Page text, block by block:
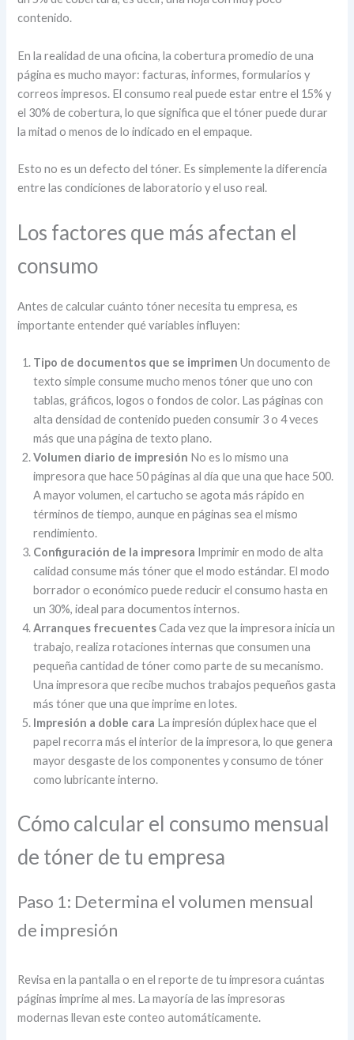
contenido.
En la realidad de una oficina, la cobertura promedio de una
página es mucho mayor: facturas, informes, formularios y
correos impresos. El consumo real puede estar entre el 15% y
el 30% de cobertura, lo que significa que el tóner puede durar
la mitad o menos de lo indicado en el empaque.
Esto no es un defecto del tóner. Es simplemente la diferencia
entre las condiciones de laboratorio y el uso real.
Los factores que más afectan el
consumo
Antes de calcular cuánto tóner necesita tu empresa, es
importante entender qué variables influyen:
Tipo de documentos que se imprimen Un documento de
texto simple consume mucho menos tóner que uno con
tablas, gráficos, logos o fondos de color. Las páginas con
alta densidad de contenido pueden consumir 3 o 4 veces
más que una página de texto plano.
Volumen diario de impresión No es lo mismo una
impresora que hace 50 páginas al día que una que hace 500.
A mayor volumen, el cartucho se agota más rápido en
términos de tiempo, aunque en páginas sea el mismo
rendimiento.
Configuración de la impresora Imprimir en modo de alta
calidad consume más tóner que el modo estándar. El modo
borrador o económico puede reducir el consumo hasta en
un 30%, ideal para documentos internos.
Arranques frecuentesCada vez que la impresora inicia un
trabajo, realiza rotaciones internas que consumen una
pequeña cantidad de tóner como parte de su mecanismo.
Una impresora que recibe muchos trabajos pequeños gasta
más tóner que una que imprime en lotes.
Impresión a doble cara La impresión dúplex hace que el
papel recorra más el interior de la impresora, lo que genera
mayor desgaste de los componentes y consumo de tóner
como lubricante interno.
Cómo calcular el consumo mensual
de tóner de tu empresa
Paso 1: Determina el volumen mensual
de impresión
Revisa en la pantalla o en el reporte de tu impresora cuántas
páginas imprime al mes. La mayoría de las impresoras
modernas llevan este conteo automáticamente.